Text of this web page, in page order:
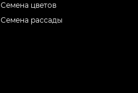
Семена цветов
Семена рассады